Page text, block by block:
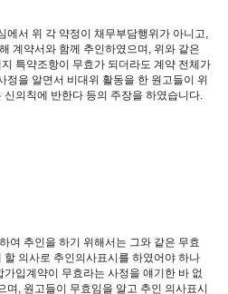
에서 위 각 약정이 채무부담행위가 아니고,
계약서와 함께 추인하였으며, 위와 같은
특약조항이 무효가 되더라도 계약 전체가
정을 알면서 비대위 활동을 한 원고들이 위
의칙에 반한다 등의 주장을 하였습니다.
여 추인을 하기 위해서는 그와 같은 무효
의사로 추인의사표시를 하였어야 하나
입계약이 무효라는 사정을 얘기한 바 없
며, 원고들이 무효임을 알고 추인 의사표시